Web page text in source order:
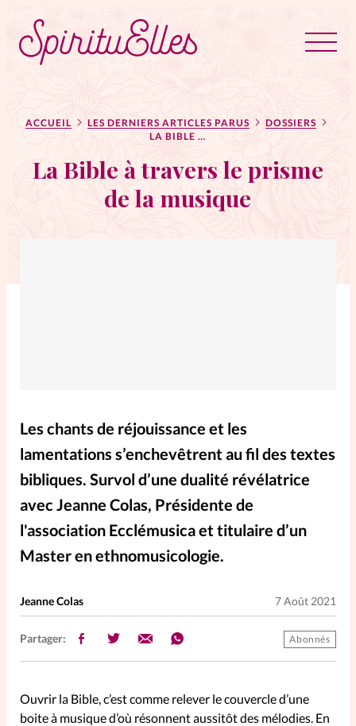
Tous les articles
Actus
Actus au féminin
Entre4yeux
L'anecdote
La Bible au féminin
Lifestyle
Littérature
PersonnElles
RelationnElles
Shopping Spi
Si(x) simple de...
ACCUEIL LES DERNIERS ARTICLES PARUS
DOSSIERS
LA BIBLE À TRAVERS LE PRISME DE LA MUSIQUE
La Bible à travers le prisme
de la musique
Les chants de réjouissance et les
lamentations s’enchevêtrent au fil des textes
bibliques. Survol d’une dualité révélatrice
avec Jeanne Colas, Présidente de
l'association Ecclémusica et titulaire d’un
Master en ethnomusicologie.
Jeanne Colas 7 Août 2021
Partager: Abonnés
Ouvrir la Bible, c’est comme relever le couvercle d’une
boite à musique d’où résonnent aussitôt des mélodies. En